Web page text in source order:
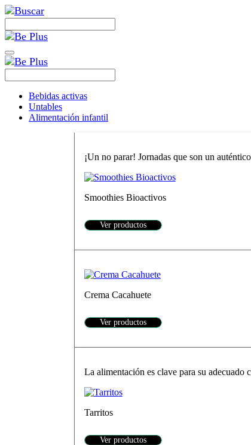
Bebidas activas
Untables
Alimentación infantil
¡Un no parar! Jornadas que son un
Smoothies Bioactivos
Ver productos
Crema Cacahuete
Ver productos
La alimentación es clave para su adecuado
Tarritos
Ver productos